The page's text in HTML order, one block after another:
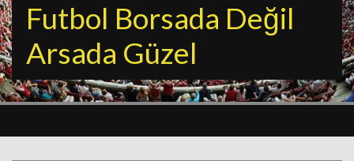
Futbol Borsada Değil
Arsada Güzel